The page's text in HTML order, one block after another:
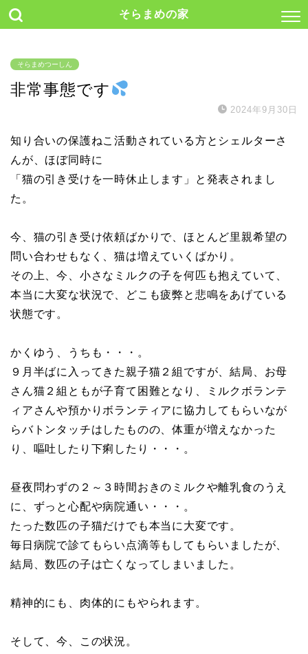
そらまめの家
そらまめつーしん
非常事態です
2024年9月30日
知り合いの保護ねこ活動されている方とシェルターさ
んが、ほぼ同時に
「猫の引き受けを一時休止します」と発表されまし
た。
今、猫の引き受け依頼ばかりで、ほとんど里親希望の
問い合わせもなく、猫は増えていくばかり。
その上、今、小さなミルクの子を何匹も抱えていて、
本当に大変な状況で、どこも疲弊と悲鳴をあげている
状態です。
かくゆう、うちも・・・。
９月半ばに入ってきた親子猫２組ですが、結局、お母
さん猫２組ともが子育て困難となり、ミルクボランテ
ィアさんや預かりボランティアに協力してもらいなが
らバトンタッチはしたものの、体重が増えなかった
り、嘔吐したり下痢したり・・・。
昼夜問わずの２～３時間おきのミルクや離乳食のうえ
に、ずっと心配や病院通い・・・。
たった数匹の子猫だけでも本当に大変です。
毎日病院で診てもらい点滴等もしてもらいましたが、
結局、数匹の子は亡くなってしまいました。
精神的にも、肉体的にもやられます。
そして、今、この状況。